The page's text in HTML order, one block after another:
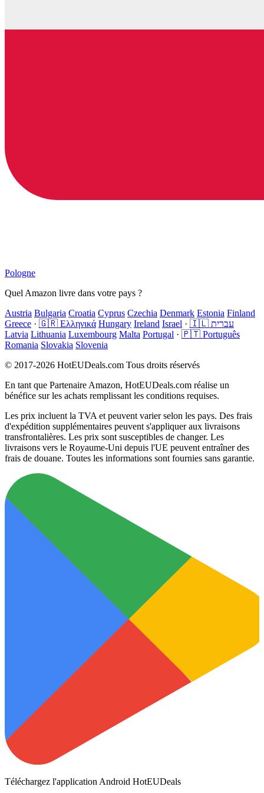
Pologne
Quel Amazon livre dans votre pays ?
Austria Bulgaria Croatia Cyprus Czechia Denmark Estonia Finland
Greece · 🇬🇷 Ελληνικά Hungary Ireland Israel ·
🇮🇱 עברית
Latvia Lithuania Luxembourg Malta Portugal · 🇵🇹 Português
Romania Slovakia Slovenia
© 2017-2026 HotEUDeals.com Tous droits réservés
En tant que Partenaire Amazon, HotEUDeals.com réalise un
bénéfice sur les achats remplissant les conditions requises.
Les prix incluent la TVA et peuvent varier selon les pays. Des frais
d'expédition supplémentaires peuvent s'appliquer aux livraisons
transfrontalières. Les prix sont susceptibles de changer. Les
livraisons vers le Royaume-Uni depuis l'UE peuvent entraîner des
frais de douane. Toutes les informations sont fournies sans garantie.
Téléchargez l'application Android HotEUDeals